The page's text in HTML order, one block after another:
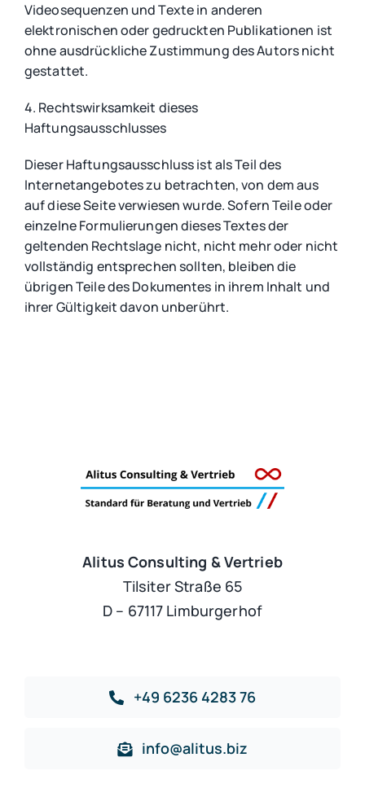
Videosequenzen und Texte in anderen
elektronischen oder gedruckten Publikationen ist
ohne ausdrückliche Zustimmung des Autors nicht
gestattet.
4. Rechtswirksamkeit dieses
Haftungsausschlusses
Dieser Haftungsausschluss ist als Teil des
Internetangebotes zu betrachten, von dem aus
auf diese Seite verwiesen wurde. Sofern Teile oder
einzelne Formulierungen dieses Textes der
geltenden Rechtslage nicht, nicht mehr oder nicht
vollständig entsprechen sollten, bleiben die
übrigen Teile des Dokumentes in ihrem Inhalt und
ihrer Gültigkeit davon unberührt.
Alitus Consulting & Vertrieb
Tilsiter Straße 65
D – 67117 Limburgerhof
+49 6236 4283 76
info@alitus.biz